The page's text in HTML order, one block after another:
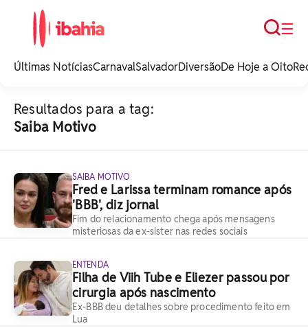
noticias e
☰
Busca
Últimas NotíciasCarnavalSalvadorDiversãoDe Hoje a Oito
Resultados para a tag:
Saiba Motivo
SAIBA MOTIVO
Fred e Larissa terminam romance após
'BBB', diz jornal
Fim do relacionamento chega após mensagens
misteriosas da ex-sister nas redes sociais
ENTENDA
Filha de Viih Tube e Eliezer passou por
cirurgia após nascimento
Ex-BBB deu detalhes sobre procedimento feito em
Lua